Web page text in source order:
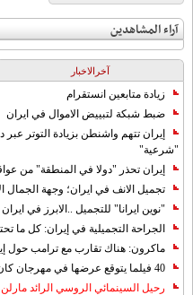
آراء المشاهدين
آخرالاخبار
زيادة متابعين انستقرام
ضبط شبكة لتبييض الاموال في ايران
إيران تتهم واشنطن بزيادة التوتر
"شرعية"
إيران تحذر "دولا في المنطقة" من
تجميل الانف في ايران؛ وجهة الجمال
"نوين ايرانا" للتجميل ..الابرز في
الجراحة التجميلية في إيران: كل ما
ماكرون: هناك تقارب مع ترامب حول
40 فيلما يتوقع عرضها في مهرجان كان 2019
رحيل السينمائي الروسي الرائد